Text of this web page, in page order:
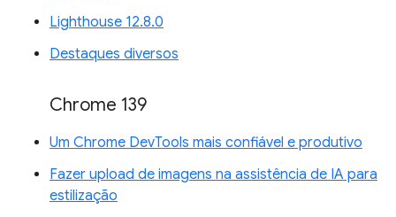
Lighthouse 12.8.0
Destaques diversos
Chrome 139
Um Chrome DevTools mais confiável e produtivo
Fazer upload de imagens na assistência de IA para
estilização